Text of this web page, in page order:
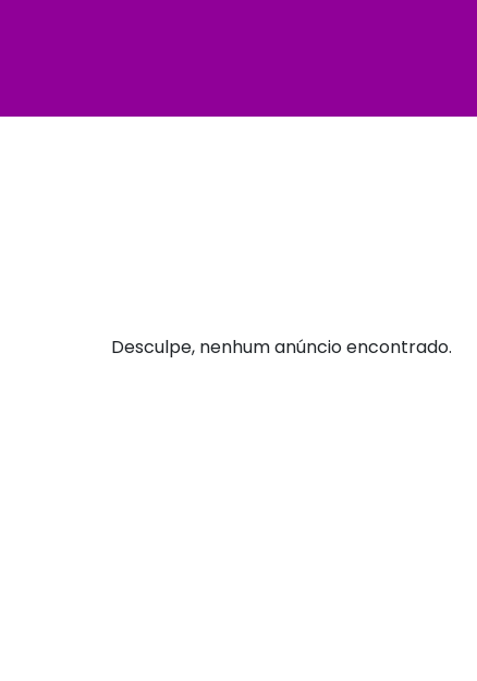
Desculpe, nenhum anúncio encontrado.